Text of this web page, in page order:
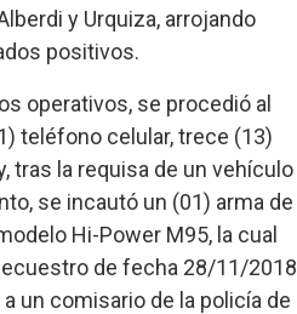
y Urquiza, arrojando
positivos.
operativos, se procedió al
teléfono celular, trece (13)
tras la requisa de un vehículo
se incautó un (01) arma de
Hi-Power M95, la cual
de fecha 28/11/
un comisario de la policía de